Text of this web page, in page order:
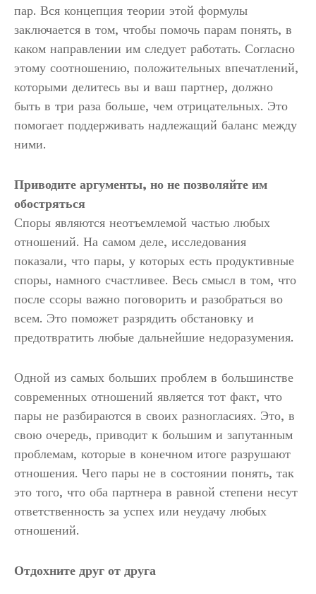
пар. Вся концепция теории этой формулы
заключается в том, чтобы помочь парам понять, в
каком направлении им следует работать. Согласно
этому соотношению, положительных впечатлений,
которыми делитесь вы и ваш партнер, должно
быть в три раза больше, чем отрицательных. Это
помогает поддерживать надлежащий баланс между
ними.
Приводите аргументы, но не позволяйте им
обостряться
Споры являются неотъемлемой частью любых
отношений. На самом деле, исследования
показали, что пары, у которых есть продуктивные
споры, намного счастливее. Весь смысл в том, что
после ссоры важно поговорить и разобраться во
всем. Это поможет разрядить обстановку и
предотвратить любые дальнейшие недоразумения.
Одной из самых больших проблем в большинстве
современных отношений является тот факт, что
пары не разбираются в своих разногласиях. Это, в
свою очередь, приводит к большим и запутанным
проблемам, которые в конечном итоге разрушают
отношения. Чего пары не в состоянии понять, так
это того, что оба партнера в равной степени несут
ответственность за успех или неудачу любых
отношений.
Отдохните друг от друга